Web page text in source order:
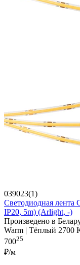
039023(1)
Светодиодная лента
IP20, 5m) (Arlight, -)
Произведено в
Warm | Тёплый 2700
70025
₽/м